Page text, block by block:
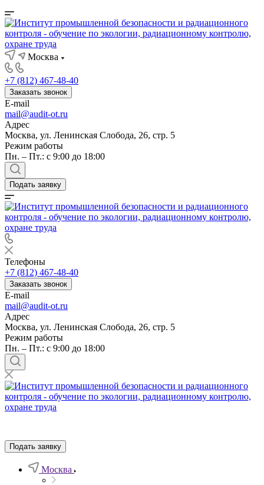
Москва
+7 (812) 467-48-40
Заказать звонок
E-mail
mail@audit-ot.ru
Адрес
Москва, ул. Ленинская Слобода, 26, стр. 5
Режим работы
Пн. – Пт.: с 9:00 до 18:00
Подать заявку
Телефоны
+7 (812) 467-48-40
Заказать звонок
E-mail
mail@audit-ot.ru
Адрес
Москва, ул. Ленинская Слобода, 26, стр. 5
Режим работы
Пн. – Пт.: с 9:00 до 18:00
Подать заявку
Москва